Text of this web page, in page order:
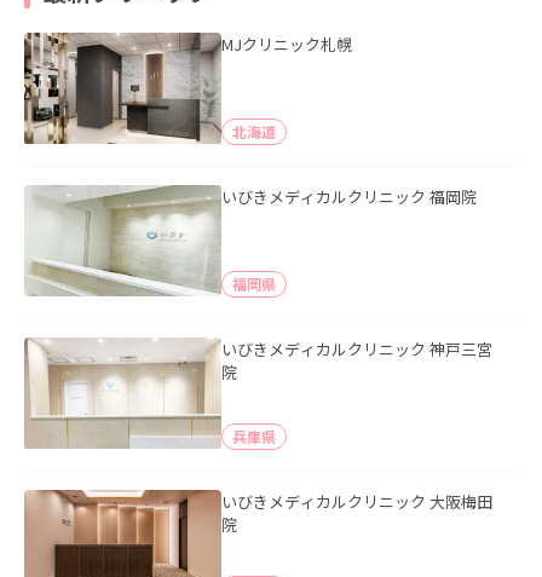
MJクリニック札幌
北海道
いびきメディカルクリニック 福岡院
福岡県
いびきメディカルクリニック 神戸三宮
院
兵庫県
いびきメディカルクリニック 大阪梅田
院